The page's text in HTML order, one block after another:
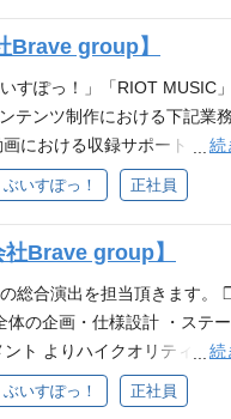
い、プロジェクト数も増加
行える組織作りができる部門
事となりました。 ❐スタジ
業「ぶいすぽっ！」、「
ど全ての制作を担っている
も行っています。 ❐制作実
インタビュー記事 ▶︎「80億
長の中村に聞くシステム部
(旧称:システム部)となって
オ（撮影・音楽・配信など
バイトや若手社員を含むスタ
・映像・音響・照明・配信な
は問わないが、技術スタッフ
におけるインシデント（機
アーティスト）やクライアン
・自発的な貢献意欲を発揮
で品質にこだわれる方 ・互
いて 配属となるスタジオ部
」等が実施する3D LIVEに
。また、オフラインイベント
Brave group】
すぽっ！」「RIOT MUSIC
テンツ制作における下記業
における収録サポート ・モ
設における仮設スタジオの設
、Slack、Discord 等
業に対する興味・関心 ❐歓
オ、モーションキャプチャ
モーションキャプチャーに
の制作経験(個人制作でも可)
を用いた開発経験 ・ゲーム
関する知識 ・DAWを用い
ニアリングもしくはディレ
続
ぶいすぽっ！ 正社員
Brave group】
総合演出を担当頂きます。
の企画・仕様設計 ・ステ
ト よりハイクオリティで、
からのご応募をお待ちして
ング,コンポジット,シェー
続
ぶいすぽっ！ 正社員